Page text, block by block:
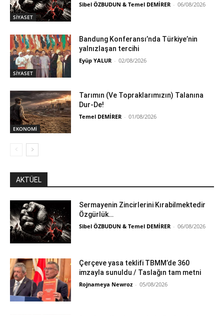
SİYASET
Sibel ÖZBUDUN & Temel DEMİRER - 06/08/2026
SİYASET
Bandung Konferansı’nda Türkiye’nin
yalnızlaşan tercihi
Eyüp YALUR - 02/08/2026
EKONOMİ
Tarımın (Ve Topraklarımızın) Talanına
Dur-De!
Temel DEMİRER - 01/08/2026
AKTÜEL
Sermayenin Zincirlerini Kırabilmektedir
Özgürlük…
Sibel ÖZBUDUN & Temel DEMİRER - 06/08/2026
Çerçeve yasa teklifi TBMM’de 360
imzayla sunuldu / Taslağın tam metni
Rojnameya Newroz - 05/08/2026